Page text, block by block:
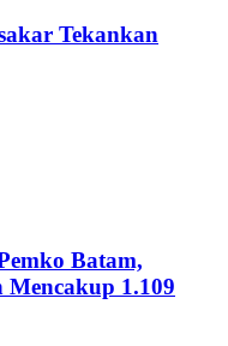
Tekankan
Batam,
1.109